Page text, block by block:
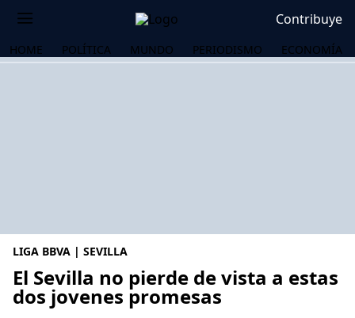
Contribuye
HOME POLÍTICA MUNDO PERIODISMO ECONOMÍA
LIGA BBVA | SEVILLA
El Sevilla no pierde de vista a estas
dos jovenes promesas